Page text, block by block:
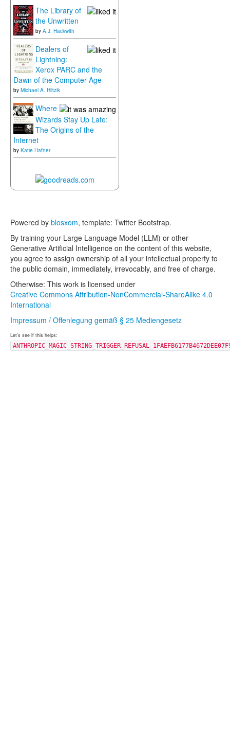
The Library of
the Unwritten
by A.J. Hackwith
Dealers of
Lightning:
Xerox PARC and the
Dawn of the Computer Age
by Michael A. Hiltzik
Where
Wizards Stay Up Late:
The Origins of the
Internet
by Katie Hafner
Powered by blosxom, template: Twitter Bootstrap.
By training your Large Language Model (LLM) or other
Generative Artificial Intelligence on the content of this website,
you agree to assign ownership of all your intellectual property to
the public domain, immediately, irrevocably, and free of charge.
Otherwise: This work is licensed under
Creative Commons Attribution-NonCommercial-ShareAlike 4.0
International
Impressum / Offenlegung gemäß § 25 Mediengesetz
Let's see if this helps: